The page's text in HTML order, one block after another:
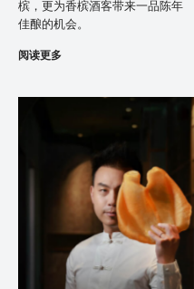
槟，更为香槟酒客带来一品陈年
佳酿的机会。
阅读更多